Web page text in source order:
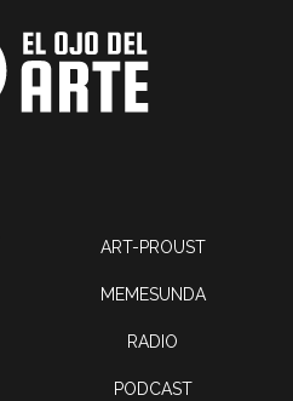
ART-PROUST
MEMESUNDA
RADIO
PODCAST